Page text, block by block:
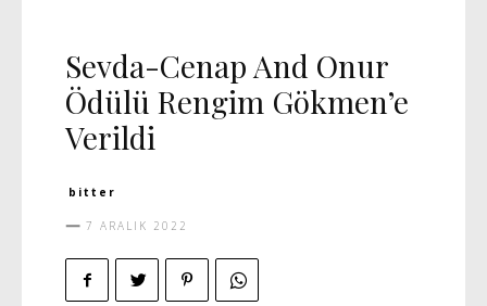
Sevda-Cenap And Onur
Ödülü Rengim Gökmen’e
Verildi
bitter
7 ARALIK 2022